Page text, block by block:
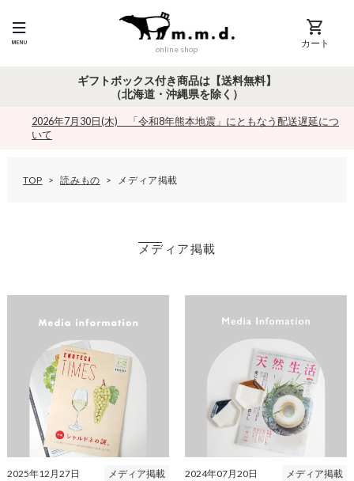
online shop カート
ギフトボックス付き商品は【送料無料】
（北海道・沖縄県を除く）
2026年7月30日(木) 「令和8年熊本地震」にともなう配送遅延につ
いて
TOP 読みもの メディア掲載
メディア掲載
2025年12月27日 メディア掲載 2024年07月20日 メディア掲載